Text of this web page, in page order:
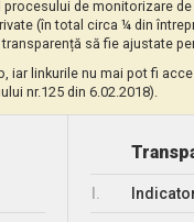
de monitorizare
(în total circa ¼ din
să fie ajustate
iar linkurile nu mai pot fi
nr.125 din 6.02.2018).